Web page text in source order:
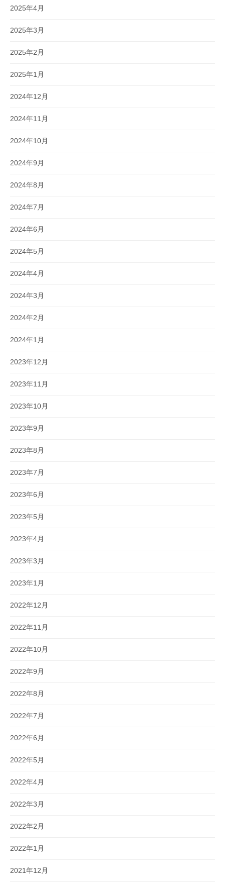
2025年4月
2025年3月
2025年2月
2025年1月
2024年12月
2024年11月
2024年10月
2024年9月
2024年8月
2024年7月
2024年6月
2024年5月
2024年4月
2024年3月
2024年2月
2024年1月
2023年12月
2023年11月
2023年10月
2023年9月
2023年8月
2023年7月
2023年6月
2023年5月
2023年4月
2023年3月
2023年1月
2022年12月
2022年11月
2022年10月
2022年9月
2022年8月
2022年7月
2022年6月
2022年5月
2022年4月
2022年3月
2022年2月
2022年1月
2021年12月